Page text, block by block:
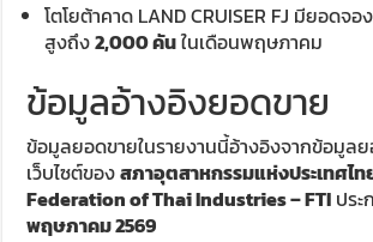
โตโยต้าคาด LAND CRUISER FJ มียอดจ
สูงถึง2,000 คันในเดือนพฤษภาคม
ข้อมูลอ้างอิงยอดขาย
ข้อมูลยอดขายในรายงานนี้อ้างอิงจากข้อมูลย
เว็บไซต์ของสภาอุตสาหกรรมแห่งประเทศไท
Federation of Thai Industries – FTI ปร
พฤษภาคม 2569